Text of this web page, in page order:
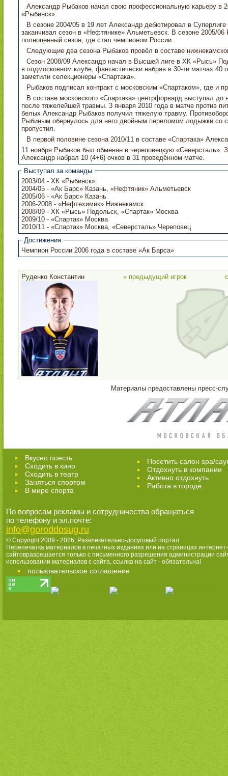
Александр Рыбаков начал свою профессиональную карьеру в
«Рыбинск».
В сезоне 2004/05 в 19 лет Александр дебютировал в Суперлиге в составе казанского «Ак Барса», однако
заканчивал сезон в «Нефтянике» Альметьевск. В сезоне 2005/06 Рыбаков вернулся в Казань, проведя в «Ак Барсе»
полноценный сезон, где стал чемпионом России.
Следующие два сезона Рыбаков провёл в составе
Сезон 2008/09 Александр начал в Высшей лиге в ХК «Рысь» Подольск. Рыбаков провел первую половину сезона
в подмосковном клубе, фантастически набрав в 30-ти матчах 40 очков (14 + 26). Центрального нападающего
заметили селекционеры «Спартака».
Рыбаков подписал контракт с московским «Спартаком», где и
В составе московского «Спартака» центрфорвард выступал до ноября 2010 года. Сезон 2010/11 Александр начал
после тяжелейшей травмы. 3 января 2010 года в матче против питерского СКА ведущий на тот момент игрок красно-
белых Александр Рыбаков получил тяжелую травму. Противоборство с бывшим капитаном «Спартака»
Рыбиным обернулось для него двойным переломом лодыжки со смещением. Остаток сезона 2009/10 Александр
пропустил.
В первой половине сезона 2010/11 в составе «Спартака»
11 ноября Рыбаков был обменян в череповецкую «Северсталь». За неполный сезон в составе череповчан
Александр набрал 10 (4+6) очков в 31 проведённом матче.
Выступал за команды
2003/04 - ХК «Рыбинск»
2004/05 - «Ак Барс» Казань, «Нефтяник» Альметьевск
2005/06 - «Ак Барс» Казань
2006-2008 - «Нефтехимик» Нижнекамск
2008/09 - ХК «Рысь» Подольск, «Спартак» Москва
2009/10 - «Спартак» Москва
2010/11 - «Спартак» Москва, «Северсталь» Череповец
Достижения
Чемпион России 2006 года в составе «Ак Барса»
Руденко Константин « предыдущий игрок
Материалы предоставлены пресс-
Вкусно поесть
Сходить в кино
Cходить в театр
Заняться спортом
В мире спорта
Посетить салон spa/
Отдохнуть в компании
Активно отдохнуть
Работа в городе
По вопросам рекламы и сотрудничества обращаться
по телефону и эл.почте:
info@goroddosug.ru
© Copyright 2009 - 2026, Развлекательно-досуговый портал
Перепечатка материалов в печатных изданиях или на страницах интернет-
сайтовразрешается только с письменного разрешения администрации
использовании материалов с сайта, ссылка на сайт - обязательна!
пользовательское соглашение